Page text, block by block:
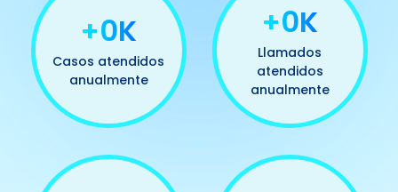
+0K
Casos atendidos
anualmente
+0K
Llamados
atendidos
anualmente